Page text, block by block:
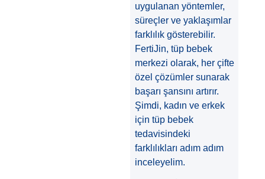
uygulanan yöntemler,
süreçler ve yaklaşımlar
farklılık gösterebilir.
FertiJin, tüp bebek
merkezi olarak, her çifte
özel çözümler sunarak
başarı şansını artırır.
Şimdi, kadın ve erkek
için tüp bebek
tedavisindeki
farklılıkları adım adım
inceleyelim.